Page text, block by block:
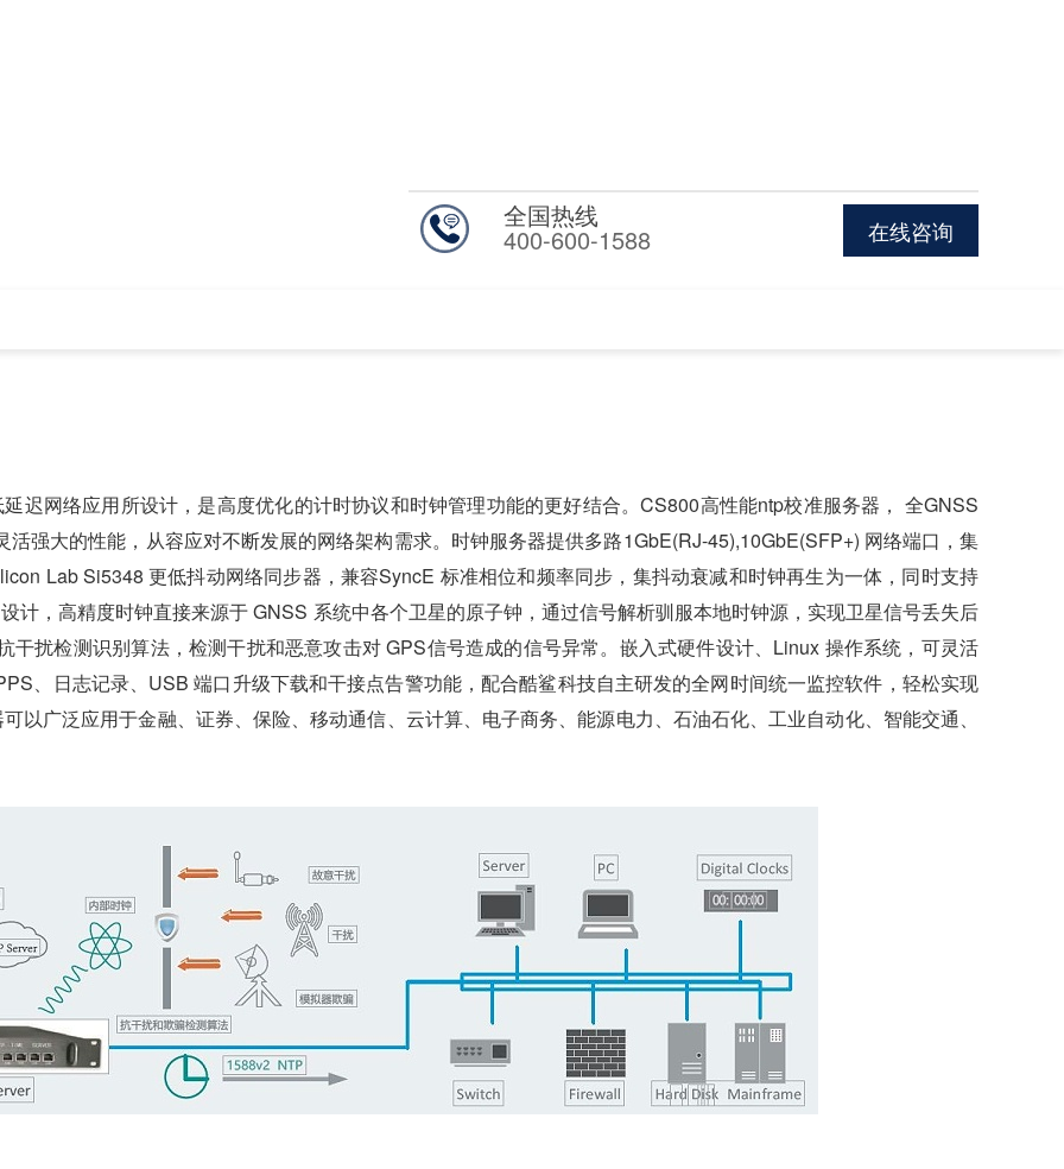
在线咨询
全国热线
400-600-1588
迟网络应用所设计，是高度优化的计时协议和时钟管理功能的更好结合。CS800高性能ntp校准服务器， 全GNSS
强大的性能，从容应对不断发展的网络架构需求。时钟服务器提供多路1GbE(RJ-45),10GbE(SFP+) 网络端口 ，集
Lab Si5348 更低抖动网络同步器，兼容SyncE 标准相位和频率同步，集抖动衰减和时钟再生为一体，同时支持
计，高精度时钟直接来源于 GNSS 系统中各个卫星的原子钟，通过信号解析驯服本地时钟源，实现卫星信号丢失后
扰检测识别算法，检测干扰和恶意攻击对 GPS信号造成的信号异常。嵌入式硬件设计、Linux 操作系统，可灵活
、日志记录、USB 端口升级下载和干接点告警功能，配合酷鲨科技自主研发的全网时间统一监控软件，轻松实现
以广泛应用于金融、证券、保险、移动通信、云计算、电子商务、能源电力、石油石化、工业自动化、智能交通、